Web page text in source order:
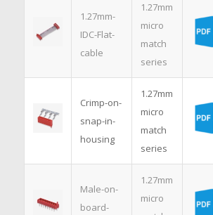
1.27mm-
IDC-Flat-
cable
1.27mm
micro
match
series
Crimp-on-
snap-in-
housing
1.27mm
micro
match
series
Male-on-
board-
1.27mm
micro